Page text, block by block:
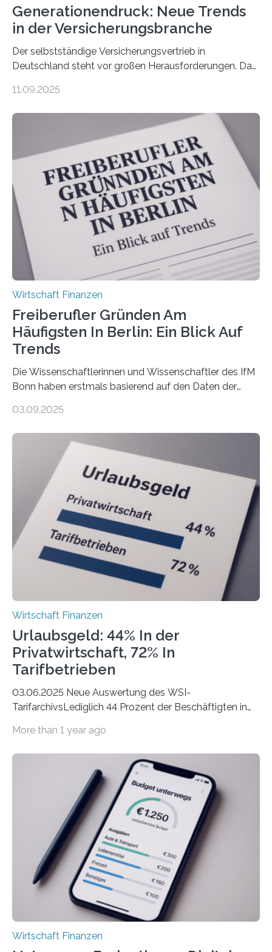
Generationendruck: Neue Trends
in der Versicherungsbranche
Der selbstständige Versicherungsvertrieb in
Deutschland steht vor großen Herausforderungen. Das
Dr. Matthias Beenken und Prof. Dr. Lukas Linnenbrink
Bundesverbands Deutscher Versicherungskaufleute e.V.
durchgeführt haben. Die Studie basiert auf den
Antworten von 1.440 selbstständigen
Versicherungsvertreter*innen und -makler*innen. Ein
Ergebnis: Deutlich mehr als die Hälfte der Befragten ist
über 50 Jahre alt und wird in den nächsten Jahren eine
Nachfolgeregelung benötigen. Aber nur ein Drittel hat
bereits Regelungen…
11.09.2025
Wirtschaft Finanzen
Freiberufler Gründen Am
Häufigsten In Berlin: Ein Blick Auf
Trends
Die Wissenschaftlerinnen und Wissenschaftler des IfM
Bonn haben erstmals basierend auf den Daten der
Landkreise mit den meisten Gründungen von
ist demnach Berlin. Betrachtet man nur die Gründungen
der Freiberuflerinnen, so liegt Leipzig an der Spitze. In
Berlin starteten in 2024 die meisten Personen in eine
eigene freiberufliche Existenz, dahinter folgten die
Städte Hamburg, München und Köln. Betrachtet man
hingegen die Existenzgründungsintensität – die Anzahl
der freiberuflichen Gründungen je…
03.09.2025
Wirtschaft Finanzen
Urlaubsgeld: 44% In der
Privatwirtschaft, 72% In
Tarifbetrieben
03.06.2025 Neue Auswertung des WSI-
TarifarchivsLediglich 44 Prozent der Beschäftigten in
tarifgebundenen Betrieben ist der Anteil mit 72 Prozent
Unterkünfte fast überall deutlich teurer geworden. Für
viele Beschäftigte ist deshalb das zumeist im Juni oder
Juli ausgezahlte Urlaubsgeld ein wichtiger Faktor, um
sich den wohlverdienten Jahresurlaub leisten zu
können. Allerdings erhält mit 44 Prozent noch nicht
einmal die Hälfte aller Beschäftigten in der
Privatwirtschaft Urlaubsgeld. Zu diesem…
More than 1 year ago
Wirtschaft Finanzen